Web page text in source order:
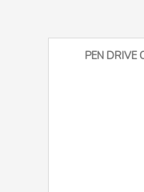
PEN DRIVE